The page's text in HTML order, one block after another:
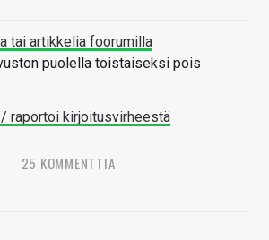
tai artikkelia foorumilla
puolella toistaiseksi pois
raportoi kirjoitusvirheestä
25 KOMMENTTIA